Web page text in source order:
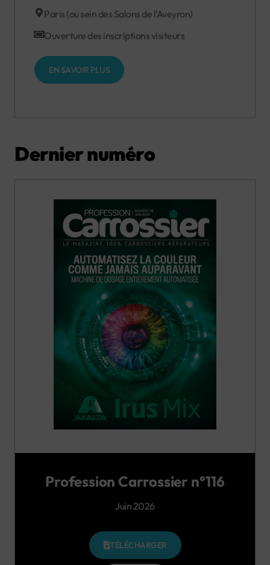
Paris (au sein des Salons de l’Aveyron)
Ouverture des inscriptions visiteurs
EN SAVOIR PLUS
Dernier numéro
Profession Carrossier n°116
Juin 2026
TÉLÉCHARGER